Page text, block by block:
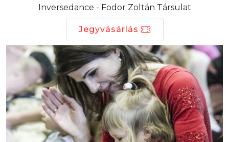
Inversedance - Fodor Zoltán Társulat
Jegyvásárlás